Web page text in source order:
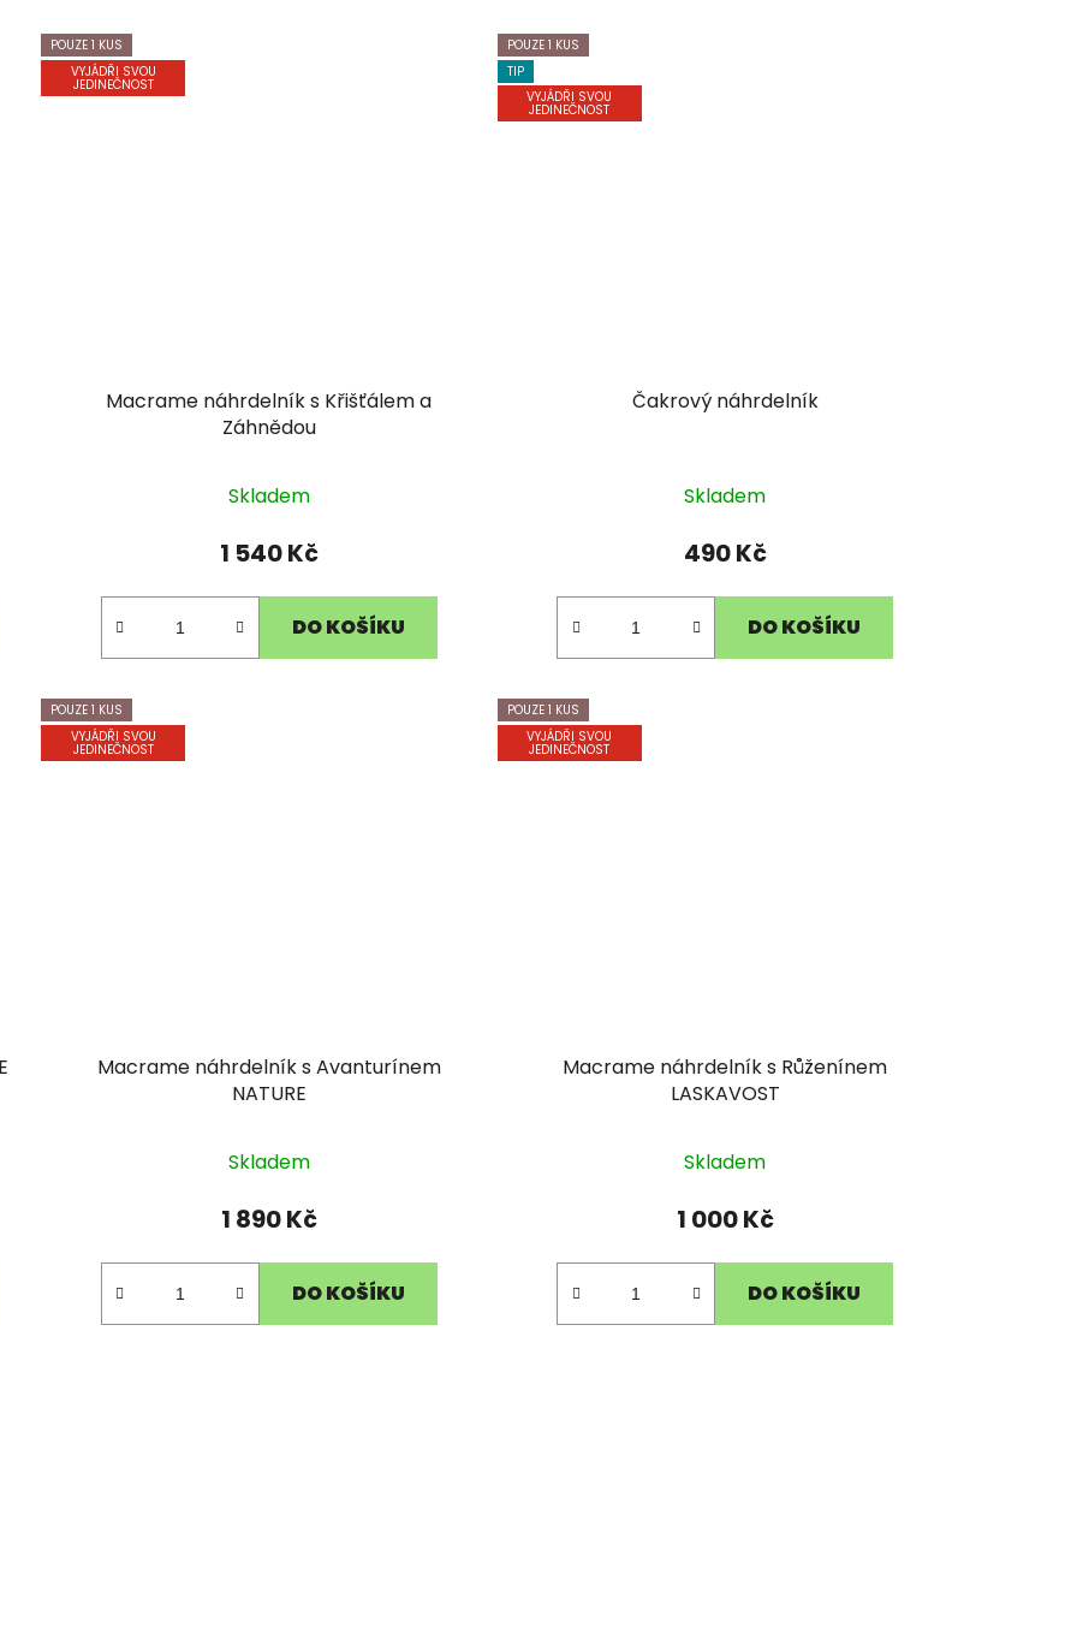
POUZE 1 KUS
VYJÁDŘI SVOU
JEDINEČNOST
Macrame náhrdelník s Křišťálem a
Záhnědou
Skladem
1 540 Kč
DO KOŠÍKU
POUZE 1 KUS
TIP
VYJÁDŘI SVOU
JEDINEČNOST
Čakrový náhrdelník
Skladem
490 Kč
DO KOŠÍKU
POUZE 1 KUS
VYJÁDŘI SVOU
JEDINEČNOST
Macrame náhrdelník s Avanturínem
NATURE
Skladem
1 890 Kč
DO KOŠÍKU
POUZE 1 KUS
VYJÁDŘI SVOU
JEDINEČNOST
Macrame náhrdelník s Růženínem
LASKAVOST
Skladem
1 000 Kč
DO KOŠÍKU